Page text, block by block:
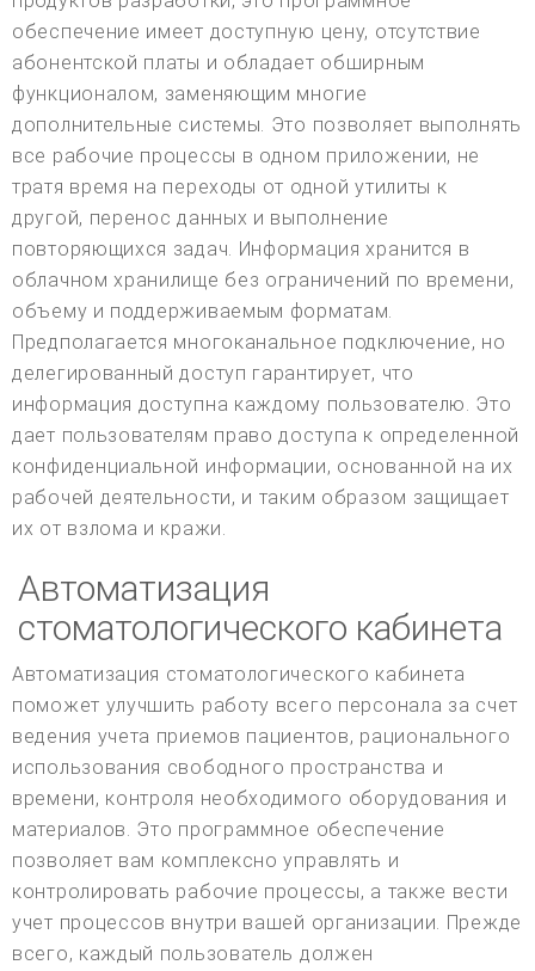
обеспечение имеет доступную цену, отсутствие
абонентской платы и обладает обширным
функционалом, заменяющим многие
дополнительные системы. Это позволяет выполнять
все рабочие процессы в одном приложении, не
тратя время на переходы от одной утилиты к
другой, перенос данных и выполнение
повторяющихся задач. Информация хранится в
облачном хранилище без ограничений по времени,
объему и поддерживаемым форматам.
Предполагается многоканальное подключение, но
делегированный доступ гарантирует, что
информация доступна каждому пользователю. Это
дает пользователям право доступа к определенной
конфиденциальной информации, основанной на их
рабочей деятельности, и таким образом защищает
их от взлома и кражи.
Автоматизация
стоматологического кабинета
Автоматизация стоматологического кабинета
поможет улучшить работу всего персонала за счет
ведения учета приемов пациентов, рационального
использования свободного пространства и
времени, контроля необходимого оборудования и
материалов. Это программное обеспечение
позволяет вам комплексно управлять и
контролировать рабочие процессы, а также вести
учет процессов внутри вашей организации. Прежде
всего, каждый пользователь должен